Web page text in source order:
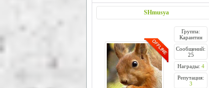
SHmusya
Группа:
Карантин
Сообщений:
25
Награды: 4
Репутация:
3